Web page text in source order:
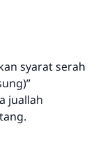
syarat serah
juallah